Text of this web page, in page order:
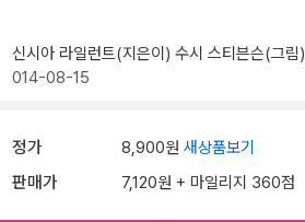
신시아 라일런트(지은이) 수시 스티븐슨(그림)
014-08-15
정가 8,900원 새상품보기
판매가 7,120원 + 마일리지 360점